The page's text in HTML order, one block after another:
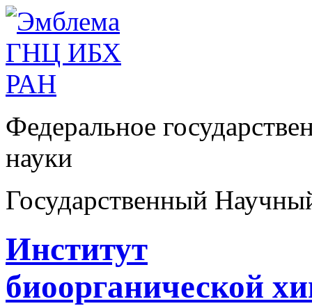
Федеральное
науки
Государственный
Институт
биоорганической